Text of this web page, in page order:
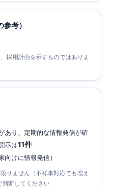
考）
採用計画を示すものではありま
あり、定期的な情報発信が確
示は11件
向けに情報発信）
りません（不祥事対応でも増え
判断してください